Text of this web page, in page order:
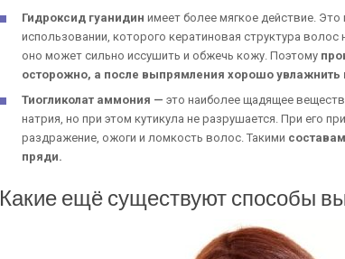
Гидроксид гуанидин имеет более мягкое действие.
использовании, которого кератиновая структура
оно может сильно иссушить и обжечь кожу. Поэтому
осторожно, а после выпрямления хорошо увлажнить
Тиогликолат аммония — это наиболее щадящее
натрия, но при этом кутикула не разрушается. При его
раздражение, ожоги и ломкость волос. Такими
пряди.
Какие ещё существуют способы